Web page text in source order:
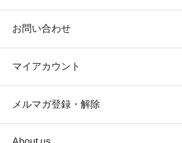
お問い合わせ
マイアカウント
メルマガ登録・解除